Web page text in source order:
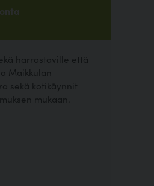
harrastaville että
Maikkulan
sekä kotikäynnit
mukaan.